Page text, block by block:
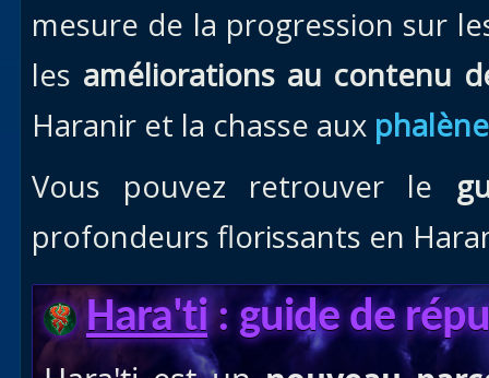
mesure de la progression sur
les améliorations au contenu
Haranir et la chasse aux
Vous pouvez retrouver le
profondeurs florissants en
Hara'ti: guide de